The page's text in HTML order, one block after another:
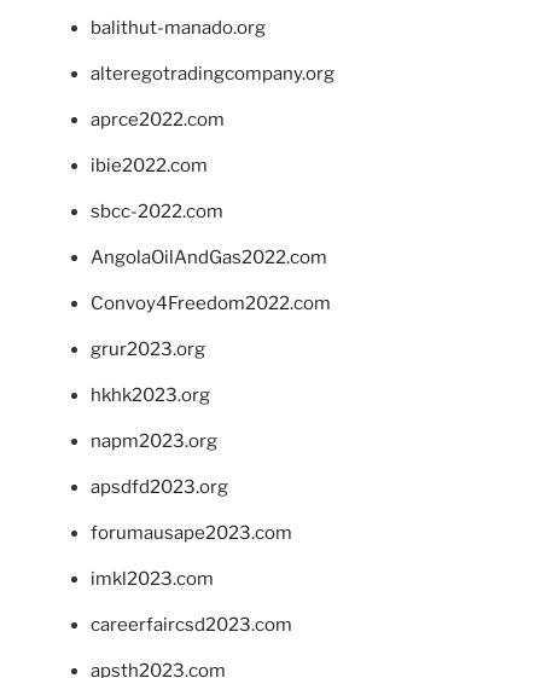
balithut-manado.org
alteregotradingcompany.org
aprce2022.com
ibie2022.com
sbcc-2022.com
AngolaOilAndGas2022.com
Convoy4Freedom2022.com
grur2023.org
hkhk2023.org
napm2023.org
apsdfd2023.org
forumausape2023.com
imkl2023.com
careerfaircsd2023.com
apsth2023.com